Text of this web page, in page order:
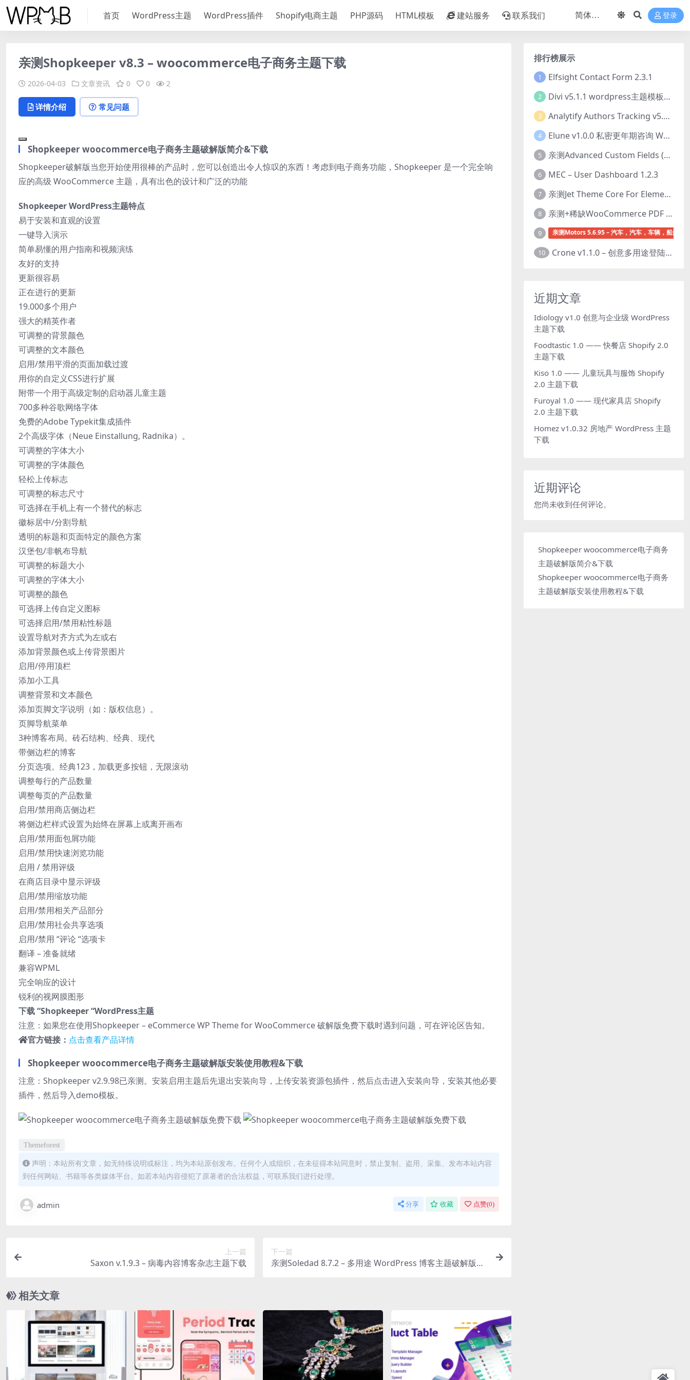
首页 WordPress主题 WordPress插件 Shopify电商主题 PHP源码 HTML模板 建站服务 联系我们 登录
亲测Shopkeeper v8.3 – woocommerce电子商务主题下载
2026-04-03 文章资讯 0 0 2
详情介绍 常见问题
Shopkeeper woocommerce电子商务主题破解版简介&下载
Shopkeeper破解版当您开始使用很棒的产品时，您可以创造出令人惊叹的东西！考虑到电子商务功能，Shopkeeper 是一个完全响
应的高级 WooCommerce 主题，具有出色的设计和广泛的功能
Shopkeeper WordPress主题特点
易于安装和直观的设置
一键导入演示
简单易懂的用户指南和视频演练
友好的支持
更新很容易
正在进行的更新
19.000多个用户
强大的精英作者
可调整的背景颜色
可调整的文本颜色
启用/禁用平滑的页面加载过渡
用你的自定义CSS进行扩展
附带一个用于高级定制的启动器儿童主题
700多种谷歌网络字体
免费的Adobe Typekit集成插件
2个高级字体（Neue Einstallung, Radnika）。
可调整的字体大小
可调整的字体颜色
轻松上传标志
可调整的标志尺寸
可选择在手机上有一个替代的标志
徽标居中/分割导航
透明的标题和页面特定的颜色方案
汉堡包/非帆布导航
可调整的标题大小
可调整的字体大小
可调整的颜色
可选择上传自定义图标
可选择启用/禁用粘性标题
设置导航对齐方式为左或右
添加背景颜色或上传背景图片
启用/停用顶栏
添加小工具
调整背景和文本颜色
添加页脚文字说明（如：版权信息）。
页脚导航菜单
3种博客布局。砖石结构、经典、现代
带侧边栏的博客
分页选项。经典123，加载更多按钮，无限滚动
调整每行的产品数量
调整每页的产品数量
启用/禁用商店侧边栏
将侧边栏样式设置为始终在屏幕上或离开画布
启用/禁用面包屑功能
启用/禁用快速浏览功能
启用 / 禁用评级
在商店目录中显示评级
启用/禁用缩放功能
启用/禁用相关产品部分
启用/禁用社会共享选项
启用/禁用 “评论 “选项卡
翻译 – 准备就绪
兼容WPML
完全响应的设计
锐利的视网膜图形
下载 “Shopkeeper “WordPress主题
注意：如果您在使用Shopkeeper – eCommerce WP Theme for WooCommerce 破解版免费下载时遇到问题，可在评论区告知。
官方链接： 点击查看产品详情
Shopkeeper woocommerce电子商务主题破解版安装使用教程&下载
注意：Shopkeeper v2.9.98已亲测。安装启用主题后先退出安装向导，上传安装资源包插件，然后点击进入安装向导，安装其他必要
插件，然后导入demo模板。
Themeforest
声明：本站所有文章，如无特殊说明或标注，均为本站原创发布。任何个人或组织，在未征得本站同意时，禁止复制、盗用、采集、发布本站内容
到任何网站、书籍等各类媒体平台。如若本站内容侵犯了原著者的合法权益，可联系我们进行处理。
admin 分享 收藏 点赞(0)
上一篇
Saxon v.1.9.3 – 病毒内容博客杂志主题下载
下一篇
亲测Soledad 8.7.2 – 多用途 WordPress 博客主题破解版下
相关文章
排行榜展示
1 Elfsight Contact Form 2.3.1
2 Divi v5.1.1 wordpress主题模板打包下载（Theme + Builder+ Extra Theme + Templates + Layouts + PSD）
3 Analytify Authors Tracking v5.0.0 插件破解版下载
4 Elune v1.0.0 私密更年期咨询 WordPress 主题下载
5 亲测Advanced Custom Fields (ACF) Pro v6.8.0.1 + Advanced Custom Fields: Extended PRO v0.9.2.3 | 网站开发自定义字段插件下载
6 MEC – User Dashboard 1.2.3
7 亲测Jet Theme Core For Elementor 2.3.1.2 插件下载
8 亲测+稀缺WooCommerce PDF Invoices & Packing Slips Professional v2.20.0 + Templates v2.25.1 [by WpOverNight] WooCommerce PDF 发票和装箱单插件下载
9 亲测Motors 5.6.95 – 汽车，汽车，车辆，船舶
10 Crone v1.1.0 – 创意多用途登陆页面HTML模板下载
近期文章
Idiology v1.0 创意与企业级 WordPress
主题下载
Foodtastic 1.0 —— 快餐店 Shopify 2.0
主题下载
Kiso 1.0 —— 儿童玩具与服饰 Shopify
2.0 主题下载
Furoyal 1.0 —— 现代家具店 Shopify
2.0 主题下载
Homez v1.0.32 房地产 WordPress 主题
下载
近期评论
您尚未收到任何评论。
Shopkeeper woocommerce电子商务
主题破解版简介&下载
Shopkeeper woocommerce电子商务
主题破解版安装使用教程&下载